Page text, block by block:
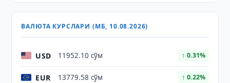
ВАЛЮТА КУРСЛАРИ (МБ, 10.08.2026)
USD 11952.10 сўм ↑ 0.31%
EUR 13779.58 сўм ↑ 0.22%